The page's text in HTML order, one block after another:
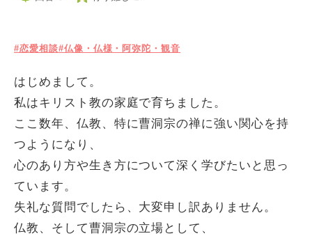
#恋愛相談#仏像・仏様・阿弥陀・観音
はじめまして。
私はキリスト教の家庭で育ちました。
ここ数年、仏教、特に曹洞宗の禅に強い関心を持
つようになり、
心のあり方や生き方について深く学びたいと思っ
ています。
失礼な質問でしたら、大変申し訳ありません。
仏教、そして曹洞宗の立場として、